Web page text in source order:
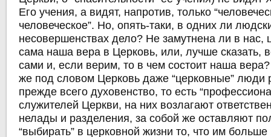
Его учения, а видят, напротив, только
человеческое”. Но, опять-таки, в одних ли
несовершенствах дело? Не замутнена ли в нас,
сама наша вера в Церковь, или, лучше сказать,
сами и, если верим, то в чем состоит наша
же под словом Церковь даже “церковные” люди
прежде всего духовенство, то есть
служителей Церкви, на них возлагают
нелады и разделения, за собой же оставляют
“выбирать” в церковной жизни то, что им больше